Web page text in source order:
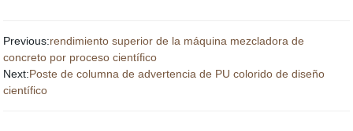
Previous:rendimiento superior de la máquina mezcladora de
concreto por proceso científico
Next:Poste de columna de advertencia de PU colorido de diseño
científico